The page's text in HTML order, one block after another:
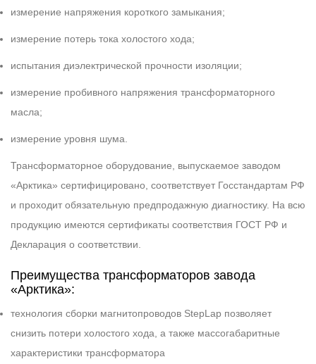
измерение напряжения короткого замыкания;
измерение потерь тока холостого хода;
испытания диэлектрической прочности изоляции;
измерение пробивного напряжения трансформаторного
масла;
измерение уровня шума.
Трансформаторное оборудование, выпускаемое заводом
«Арктика» сертифицировано, соответствует Госстандартам РФ
и проходит обязательную предпродажную диагностику. На всю
продукцию имеются сертификаты соответствия ГОСТ РФ и
Декларация о соответствии.
Преимущества трансформаторов завода
«Арктика»:
технология сборки магнитопроводов StepLap позволяет
снизить потери холостого хода, а также массогабаритные
характеристики трансформатора